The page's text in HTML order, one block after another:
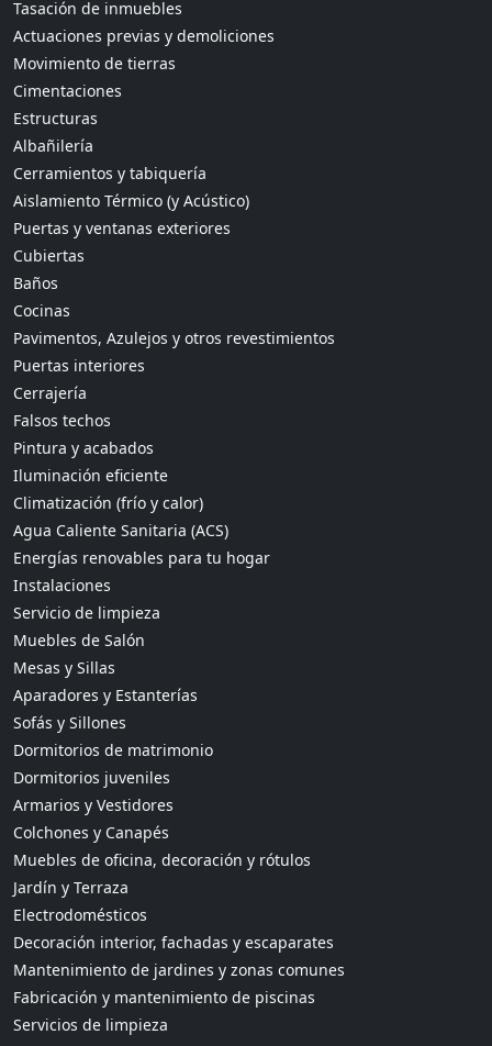
Tasación de inmuebles
Actuaciones previas y demoliciones
Movimiento de tierras
Cimentaciones
Estructuras
Albañilería
Cerramientos y tabiquería
Aislamiento Térmico (y Acústico)
Puertas y ventanas exteriores
Cubiertas
Baños
Cocinas
Pavimentos, Azulejos y otros revestimientos
Puertas interiores
Cerrajería
Falsos techos
Pintura y acabados
Iluminación eficiente
Climatización (frío y calor)
Agua Caliente Sanitaria (ACS)
Energías renovables para tu hogar
Instalaciones
Servicio de limpieza
Muebles de Salón
Mesas y Sillas
Aparadores y Estanterías
Sofás y Sillones
Dormitorios de matrimonio
Dormitorios juveniles
Armarios y Vestidores
Colchones y Canapés
Muebles de oficina, decoración y rótulos
Jardín y Terraza
Electrodomésticos
Decoración interior, fachadas y escaparates
Mantenimiento de jardines y zonas comunes
Fabricación y mantenimiento de piscinas
Servicios de limpieza